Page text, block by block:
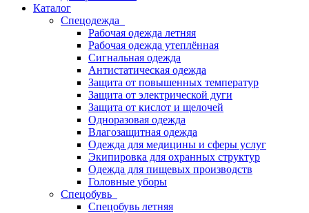
Каталог
Спецодежда
Рабочая одежда летняя
Рабочая одежда утеплённая
Сигнальная одежда
Антистатическая одежда
Защита от повышенных температур
Защита от электрической дуги
Защита от кислот и щелочей
Одноразовая одежда
Влагозащитная одежда
Одежда для медицины и сферы услуг
Экипировка для охранных структур
Одежда для пищевых производств
Головные уборы
Спецобувь
Спецобувь летняя